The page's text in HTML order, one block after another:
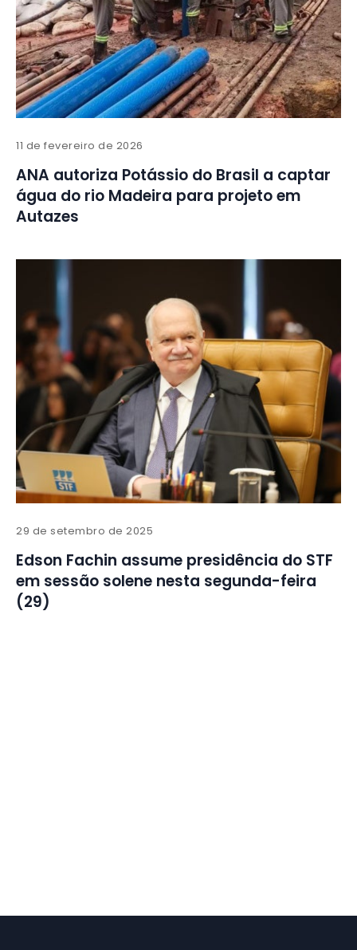
11 de fevereiro de 2026
ANA autoriza Potássio do Brasil a captar
água do rio Madeira para projeto em
Autazes
29 de setembro de 2025
Edson Fachin assume presidência do STF
em sessão solene nesta segunda-feira
(29)